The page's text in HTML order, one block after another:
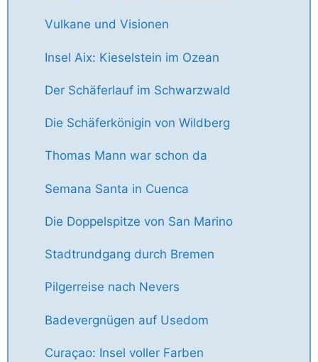
Vulkane und Visionen
Insel Aix: Kieselstein im Ozean
Der Schäferlauf im Schwarzwald
Die Schäferkönigin von Wildberg
Thomas Mann war schon da
Semana Santa in Cuenca
Die Doppelspitze von San Marino
Stadtrundgang durch Bremen
Pilgerreise nach Nevers
Badevergnügen auf Usedom
Curaçao: Insel voller Farben